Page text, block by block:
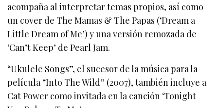
acompaña al interpretar temas propios, así como
un cover de The Mamas & The Papas (‘Dream a
Little Dream of Me’) y una versión remozada de
‘Can’t Keep’ de Pearl Jam.
“Ukulele Songs”, el sucesor de la música para la
película “Into The Wild” (2007), también incluye a
Cat Power como invitada en la canción ‘Tonight